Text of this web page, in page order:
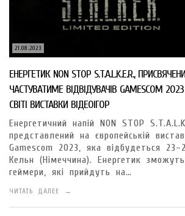
21.08.2023
ЕНЕРГЕТИК NON STOP S.T.A.L.K.E.R.,
ЧАСТУВАТИМЕ ВІДВІДУВАЧІВ GAMESCOM
СВІТІ ВИСТАВКИ ВІДЕОІГОР
Енергетичний напій NON STOP
представлений на європейській
Gamescom 2023, яка відбудеться
Кельн (Німеччина). Енергетик
геймери, які прийдуть на…
ЧИТАТЬ ДАЛЕЕ →